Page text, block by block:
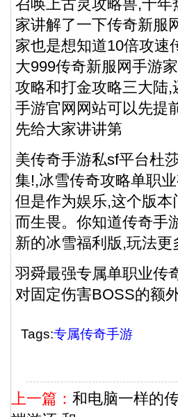
召唤上古灵攻略兽,十
家讲解了一下传奇新服
家也是想知道10倍攻速
大999传奇新服网手游
攻略和打金攻略三大陆
手游官网网站可以先提
先给大家讲讲第
美传奇手游私sf平台杜
集!,冰雪传奇攻略单职
但是作为娱乐,这个版
而生畏。你知道传奇手
新的冰雪福利版,玩法
羽舜最强专属单职业传
对固定伤害BOSS的额
Tags:专属传奇手游
上一篇： 和电脑一样的